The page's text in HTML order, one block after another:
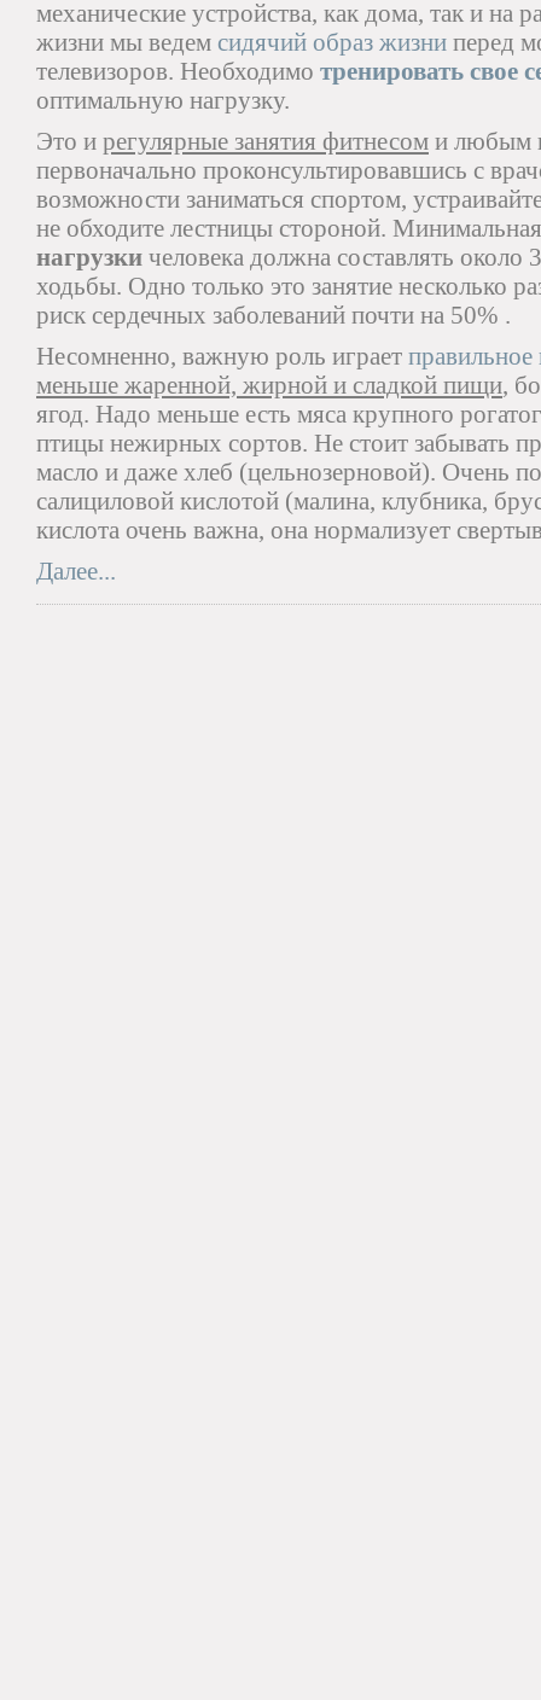
механические устройства, как дома, так и на
жизни мы ведем сидячий образ жизни перед
телевизоров. Необходимо тренировать свое
оптимальную нагрузку.
Это и регулярные занятия фитнесом и любым
первоначально проконсультировавшись с
возможности заниматься спортом,
не обходите лестницы стороной.
нагрузки человека должна составлять около
ходьбы. Одно только это занятие несколько
риск сердечных заболеваний почти на 50% .
Несомненно, важную роль играет правильное
меньше жаренной, жирной и сладкой пищи,
ягод. Надо меньше есть мяса крупного
птицы нежирных сортов. Не стоит забывать
масло и даже хлеб (цельнозерновой). Очень
салициловой кислотой (малина, клубника,
кислота очень важна, она нормализует
Далее...